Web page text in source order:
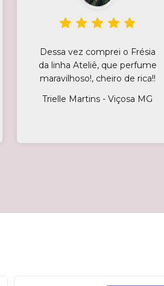
Dessa vez comprei o Frésia
da linha Ateliê, que perfume
maravilhoso!, cheiro de rica!!
Trielle Martins - Viçosa MG